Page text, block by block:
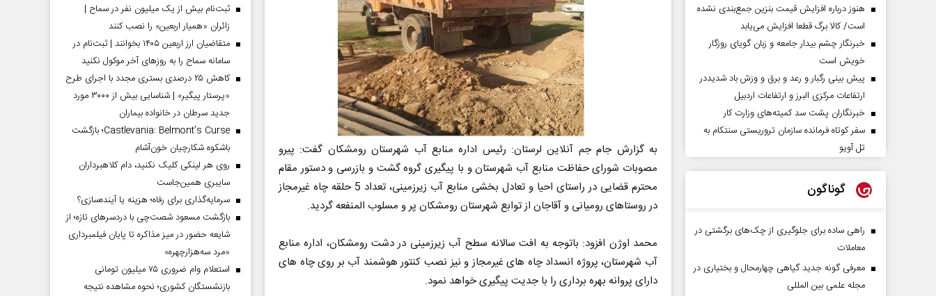
به گزارش جام جم آنلاین لرستان: رئیس اداره منابع آب شهرستان رومشکان گفت: پیرو
مصوبات شورای حفاظت منابع آب شهرستان و با پیگیری گروه گشت و بازرسی و دستور مقام
محترم قضایی در راستای احیا و تعادل بخشی منابع آب زیرزمینی، تعداد 5 حلقه چاه غیرمجاز
در روستاهای رومیانی و آقاجان از توابع شهرستان رومشکان پر و مسلوب المنفعه گردید.
محمد ا‌وژن افزود: باتوجه به افت سالانه سطح آب زیرزمینی در دشت رومشکان، اداره منابع
آب شهرستان، پروژه انسداد چاه های غیرمجاز و نیز نصب کنتور هوشمند آب بر روی چاه های
دارای پروانه بهره برداری را با جدیت پیگیری خواهد نمود.
هنوز درباره افزایش قیمت بنزین جمع‌بندی نشده
است/ کالا برگ قطعا افزایش می‌یابد
خبرنگار چشم بیدار جامعه و زبان گویای روزگار
خویش است
پیش بینی رگبار و رعد و برق و وزش باد شدیددر
ارتفاعات مرکزی البرز و ارتفاعات اردبیل
خبرنگاران پشت سد کمیته‌های وزارت کار
سفر کوتاه فرمانده سازمان تروریستی سنتکام به
تل آویو
گوناگون
راهی ساده برای جلوگیری از چک‌های برگشتی در
معاملات
معرفی گونه جدید گیاهی چهارمحال و بختیاری در
مجله علمی بین المللی
ثبت‌نام بیش از یک میلیون نفر در سماح |
زائران «همیار اربعین» را نصب کنند
متقاضیان ارز اربعین ۱۴۰۵ بخوانند | ثبت‌نام در
سامانه سماح را به روز‌های آخر موکول نکنید
کاهش ۲۵ درصدی بستری مجدد با اجرای طرح
«پرستار پیگیر» | شناسایی بیش از ۳۰۰۰ مورد
جدید سرطان در خانواده بیماران
Castlevania: Belmont’s Curse؛ بازگشت
باشکوه شکارچیان خون‌آشام
روی هر لینکی کلیک نکنید، دام کلاهبرداران
سایبری همین‌جاست
سرمایه‌گذاری برای رفاه؛ هزینه یا آینده‌سازی؟
بازگشت مسعود شصت‌چی با دردسر‌های تازه؛ از
شایعه حضور در میز مذاکره تا پایان فیلمبرداری
«مرد سه‌هزارچهره»
استعلام وام ضروری ۷۵ میلیون تومانی
بازنشستگان کشوری؛ نحوه مشاهده نتیجه